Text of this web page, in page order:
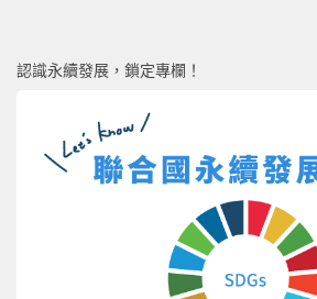
認識永續發展，鎖定專欄！